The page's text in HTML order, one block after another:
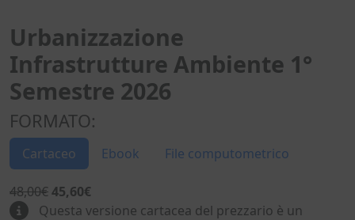
Urbanizzazione
Infrastrutture Ambiente 1°
Semestre 2026
FORMATO:
Cartaceo Ebook File computometrico
48,00€45,60€
Questa versione cartacea del prezzario è un